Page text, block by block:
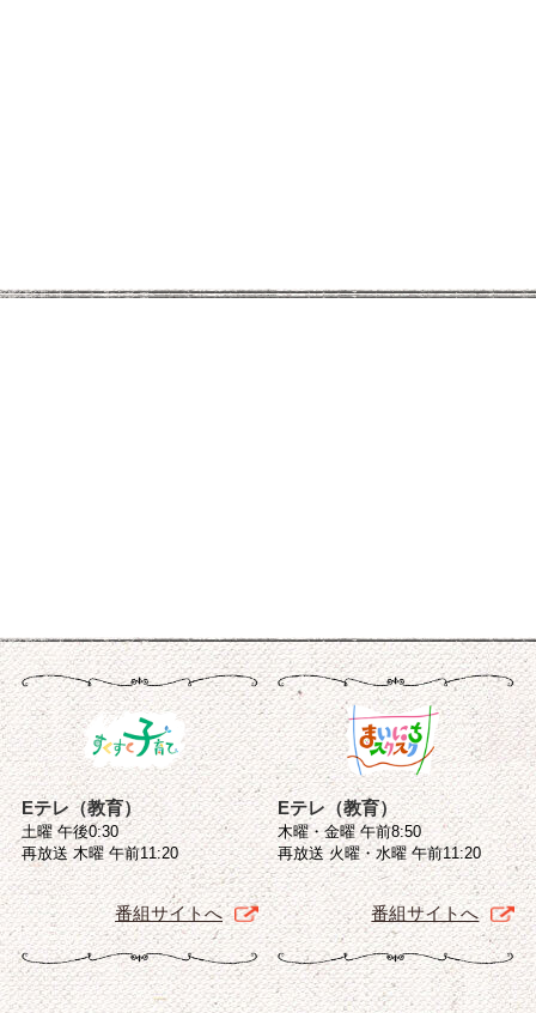
Eテレ（教育）
土曜 午後0:30
再放送 木曜 午前11:20
番組サイトへ
Eテレ（教育）
木曜・金曜 午前8:50
再放送 火曜・水曜 午前11:20
番組サイトへ